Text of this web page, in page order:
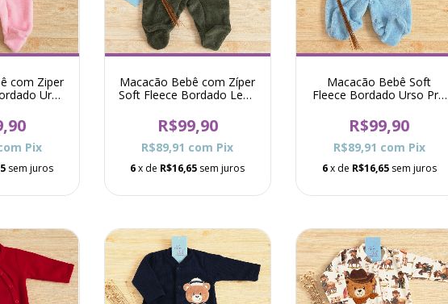
com Ziper
Ursa
Pix
sem juros
Macacão Bebê com Zíper
Soft Fleece Bordado Leão
R$99,90
R$89,91 com Pix
6x de R$16,65 sem juros
Macacão Bebê Soft
Fleece Bordado Urso Pró
R$99,90
R$89,91 com Pix
6x de R$16,65 sem juros